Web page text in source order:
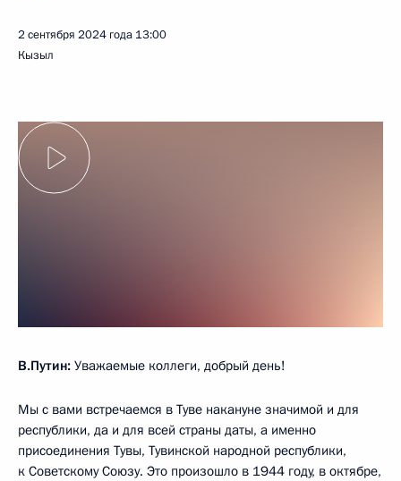
2 сентября 2024 года 13:00
Кызыл
В.Путин: Уважаемые коллеги, добрый день!
Мы с вами встречаемся в Туве накануне значимой и для
республики, да и для всей страны даты, а именно
присоединения Тувы, Тувинской народной республики,
к Советскому Союзу. Это произошло в 1944 году, в октябре,